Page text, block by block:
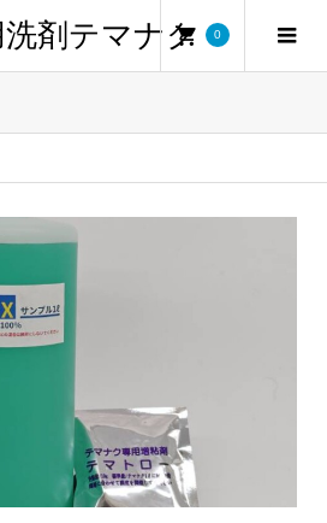
剤テマナク 0